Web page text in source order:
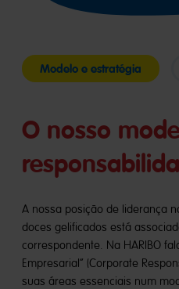
Modelo e estratégia
O nosso
A nossa posição de liderança
doces gelificados está
correspondente. Na HARIBO
Empresarial” (Corporate
suas áreas essenciais num